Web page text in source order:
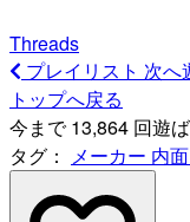
Threads
プレイリスト 次へ
トップへ戻る
今まで 13,864 回遊
タグ：
メーカー 内